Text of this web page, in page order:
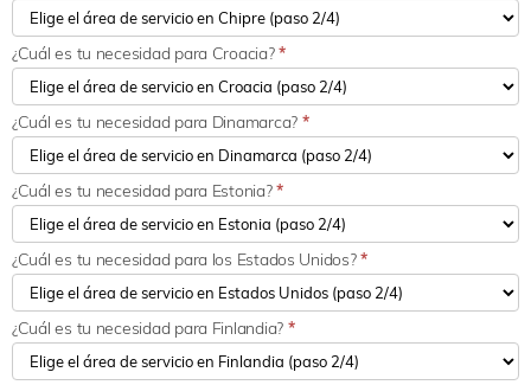
¿Cuál es tu necesidad para Croacia?*
¿Cuál es tu necesidad para Dinamarca? *
¿Cuál es tu necesidad para Estonia?*
¿Cuál es tu necesidad para los Estados Unidos?*
¿Cuál es tu necesidad para Finlandia? *